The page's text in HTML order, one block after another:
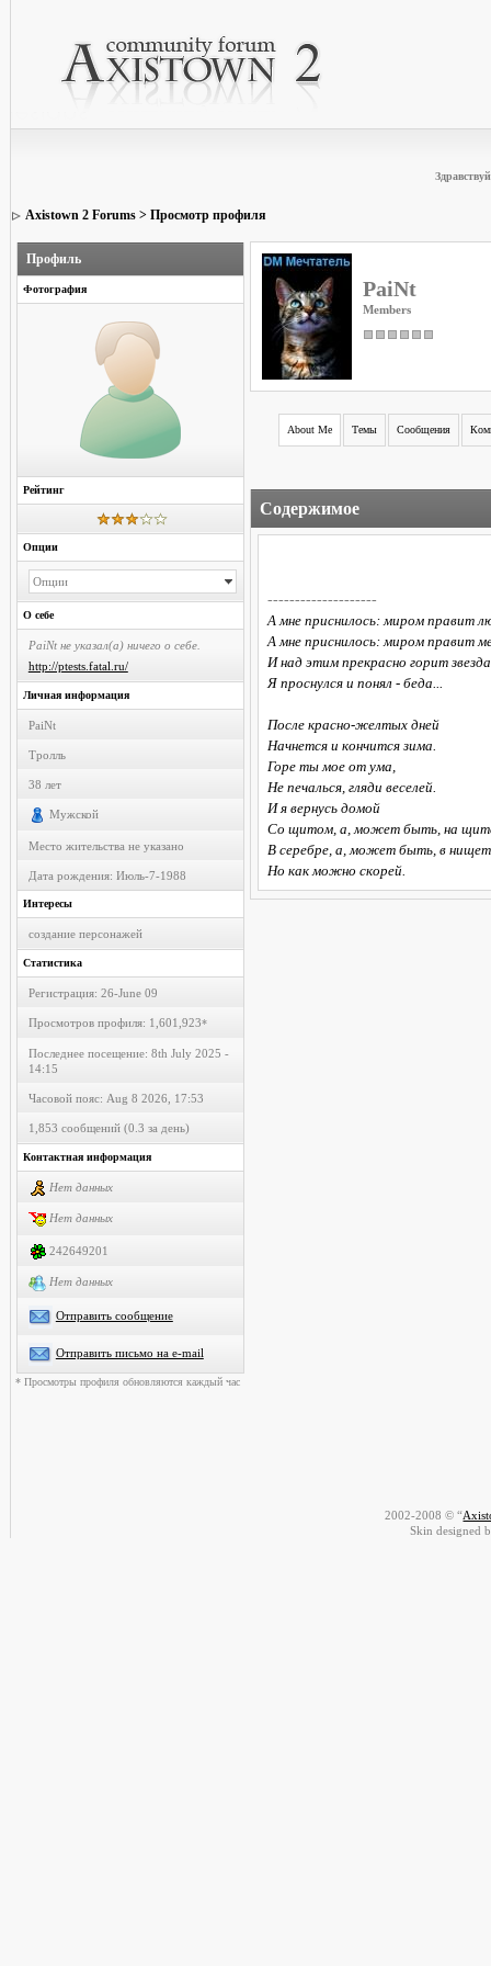
Axistown 2 Forums> Просмотр профиля
Профиль
Фотография
Рейтинг
Опции
Опции
О себе
PaiNt не указал(а) ничего о себе.
http://ptests.fatal.ru/
Личная информация
PaiNt
Тролль
38 лет
Мужской
Место жительства не указано
Дата рождения: Июль-7-1988
Интересы
создание персонажей
Статистика
Регистрация: 26-June 09
Просмотров профиля: 1,601,923*
Последнее посещение: 8th July 2025 -
14:15
Часовой пояс: Aug 8 2026, 17:53
1,853 сообщений (0.3 за день)
Контактная информация
Нет данных
Нет данных
242649201
Нет данных
Отправить сообщение
Отправить письмо на e-mail
* Просмотры профиля обновляются каждый час
PaiNt
Members
About Me Темы Сообщения
Содержимое
--------------------
А мне приснилось: миром правит
А мне приснилось: миром правит
И над этим прекрасно горит
Я проснулся и понял - беда...
После красно-желтых дней
Начнется и кончится зима.
Горе ты мое от ума,
Не печалься, гляди веселей.
И я вернусь домой
Со щитом, а, может быть, на
В серебре, а, может быть, в
Но как можно скорей.
2002-2008 © “
Skin designed